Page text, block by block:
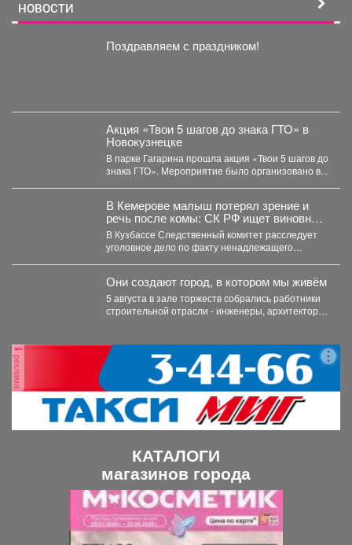
НОВОСТИ
Поздравляем с праздником!
Акция «Твои 5 шагов до знака ГТО» в
Новокузнецке
В парке Гагарина прошла акция «Твои 5 шагов до
знака ГТО». Мероприятие было организовано в...
В Кемерове малыш потерял зрение и
речь после комы: СК РФ ищет виновных
в искалеченном детстве
В Кузбассе Следственный комитет расследует
уголовное дело по факту ненадлежащего
Они создают город, в котором мы живём
5 августа в зале торжеств собрались работники
строительной отрасли - инженеры, архитекторы,
реклама
КАТАЛОГИ
магазинов города